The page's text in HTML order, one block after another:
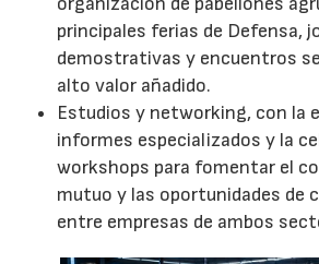
principales ferias de Defensa,
demostrativas y encuentros
alto valor añadido.
Estudios y networking, con la
informes especializados y la
workshops para fomentar el
mutuo y las oportunidades de
entre empresas de ambos